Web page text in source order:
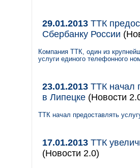
29.01.2013 ТТК
Сбербанку России
Компания ТТК, один из
услуги единого телефонного
23.01.2013 ТТК начал
в Липецке (Новости
ТТК начал предоставлять
17.01.2013 ТТК
(Новости 2.0)